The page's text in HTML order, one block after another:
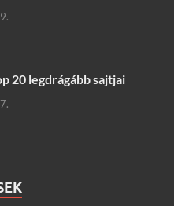
20 legdrágább sajtjai